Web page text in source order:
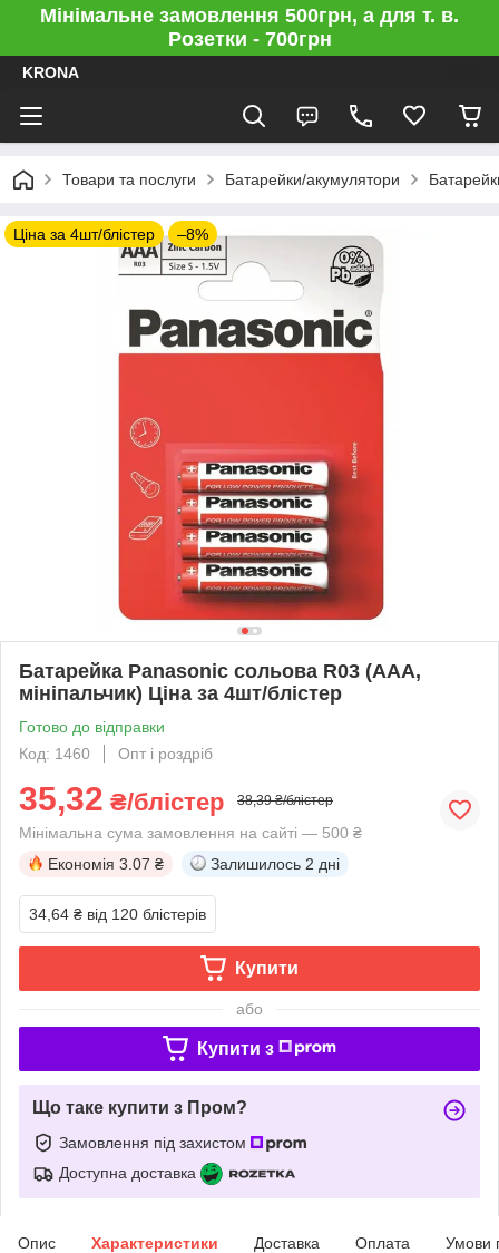
Мінімальне замовлення 500грн, а для т. в.
Розетки - 700грн
KRONA
Товари та послуги Батарейки/акумулятори
Ціна за 4шт/блістер –8%
Батарейка Panasonic сольова R03 (ААА,
мініпальчик) Ціна за 4шт/блістер
Готово до відправки
Код: 1460
Опт і роздріб
35,32 ₴/блістер 38,39 ₴/блістер
Мінімальна сума замовлення на сайті — 500 ₴
Економія 3.07 ₴ Залишилось 2 дні
34,64 ₴ від 120 блістерів
Купити
або
Купити з
Що таке купити з Пром?
Замовлення під захистом
Доступна доставка
Опис Характеристики Доставка Оплата Умови